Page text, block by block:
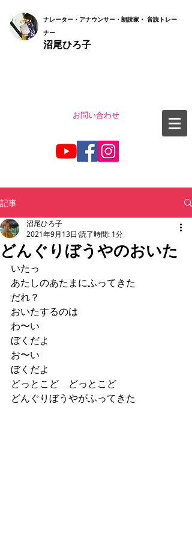
ナレーター・アナウンサー・朗読家・ 音読トレー
ナー
沼尾ひろ子
お問い合わせ
記事
どんぐりぼうやのおいた
沼尾ひろ子
2021年9月13日 読了時間: 1分
いたっ
あたしのあたまにふってきた
だれ？
おいたするのは
わ〜い
ぼくだよ
お〜い
ぼくだよ
どっとこど　どっとこど
どんぐりぼうやがふってきた